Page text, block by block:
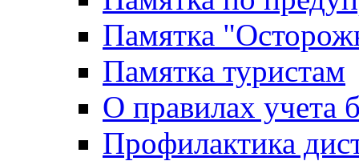
Памятка
Памятка туристам
О правилах учета
Профилактика